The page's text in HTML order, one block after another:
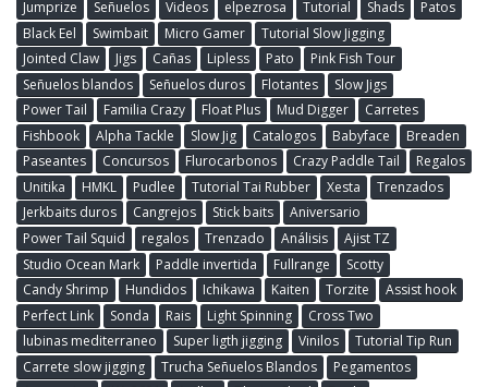
Jumprize
Señuelos Videos elpezrosa Tutorial Shads
Patos
Black Eel
Swimbait Micro Gamer
Tutorial Slow Jigging
Jointed Claw
Jigs Cañas Lipless Pato
Pink Fish Tour
Señuelos blandos
Señuelos duros Flotantes
Slow Jigs
Power Tail
Familia Crazy Float Plus Mud Digger
Carretes
Fishbook
Alpha Tackle Slow Jig Catalogos Babyface
Breaden
Paseantes
Concursos Flurocarbonos Crazy Paddle Tail
Regalos
Unitika
HMKL Pudlee Tutorial Tai Rubber Xesta
Trenzados
Jerkbaits duros
Cangrejos Stick baits
Aniversario
Power Tail Squid
regalos Trenzado Análisis
Ajist TZ
Studio Ocean Mark
Paddle invertida Fullrange
Scotty
Candy Shrimp
Hundidos Ichikawa Kaiten Torzite
Assist hook
Perfect Link
Sonda Rais Light Spinning
Cross Two
lubinas mediterraneo
Super ligth jigging Vinilos
Tutorial Tip Run
Carrete slow jigging
Trucha Señuelos Blandos
Pegamentos